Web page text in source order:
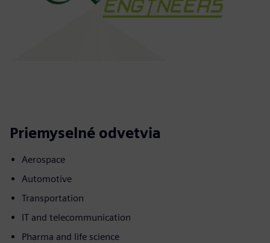
Priemyselné odvetvia
Aerospace
Automotive
Transportation
IT and telecommunication
Pharma and life science